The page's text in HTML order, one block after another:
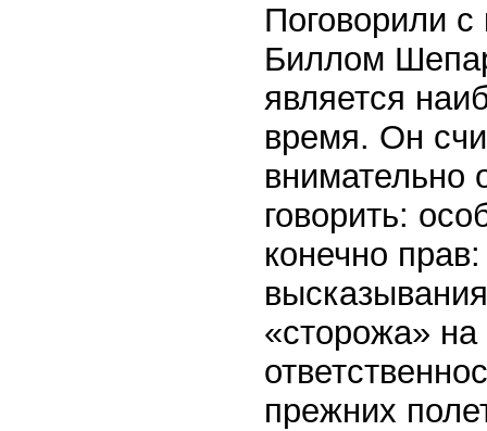
Поговорили
Биллом
является
время. Он
внимательно
говорить:
конечно
«сторожа» на
прежних